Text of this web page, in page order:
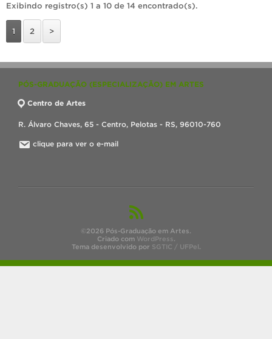
Exibindo registro(s) 1 a 10 de 14 encontrado(s).
1 2 >
PÓS-GRADUAÇÃO (ESPECIALIZAÇÃO) EM ARTES
Centro de Artes
R. Álvaro Chaves, 65 - Centro, Pelotas - RS, 96010-760
clique para ver o e-mail
©2026 Pós-Graduação em Artes.
Criado com WordPress.
Tema desenvolvido por SGTIC / UFPel.